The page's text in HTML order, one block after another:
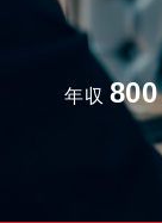
年収 800